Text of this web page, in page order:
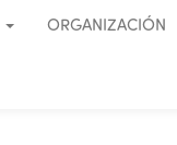
ORGANIZACIÓN